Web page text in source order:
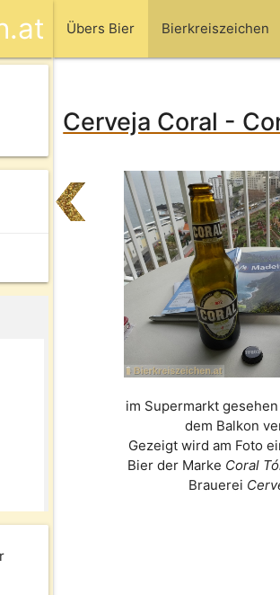
Übers Bier Bierkreiszeichen
Cerveja Coral -
im Supermarkt
dem Balkon
Gezeigt wird am Foto
Bier der Marke Coral
Brauerei